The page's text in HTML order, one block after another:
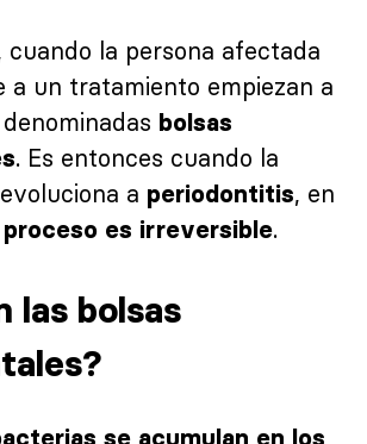
cuando la persona afectada
a un tratamiento empiezan a
bolsas
. Es entonces cuando la
a periodontitis, en
proceso es irreversible.
las bolsas
se acumulan en los